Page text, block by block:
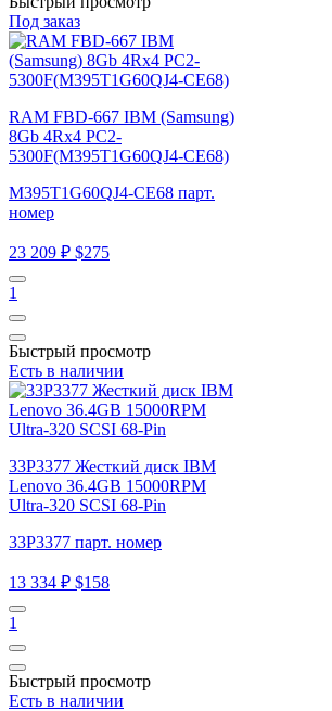
Под заказ
RAM FBD-667 IBM (Samsung)
8Gb 4Rx4 PC2-
5300F(M395T1G60QJ4-CE68)
M395T1G60QJ4-CE68 парт.
номер
23 209 ₽ $275
1
Быстрый просмотр
Есть в наличии
33P3377 Жесткий диск IBM
Lenovo 36.4GB 15000RPM
Ultra-320 SCSI 68-Pin
33P3377 парт. номер
13 334 ₽ $158
1
Быстрый просмотр
Есть в наличии